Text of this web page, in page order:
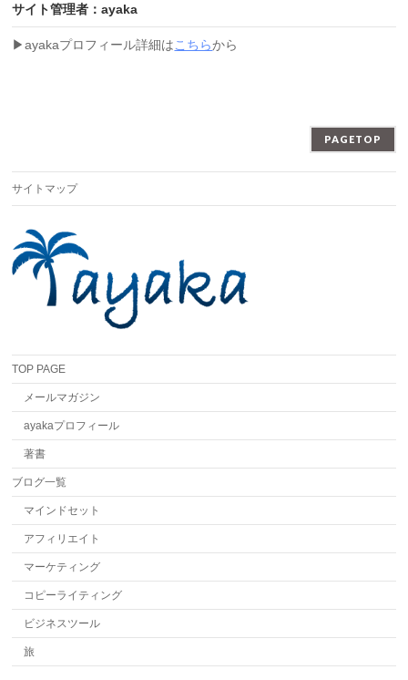
サイト管理者：ayaka
▶︎ayakaプロフィール詳細はこちらから
PAGETOP
サイトマップ
TOP PAGE
メールマガジン
ayakaプロフィール
著書
ブログ一覧
マインドセット
アフィリエイト
マーケティング
コピーライティング
ビジネスツール
旅